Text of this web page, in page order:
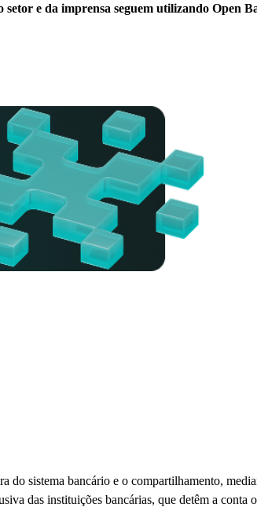
setor e da imprensa seguem utilizando Open
sistema bancário e o compartilhamento,
das instituições bancárias, que detêm a conta